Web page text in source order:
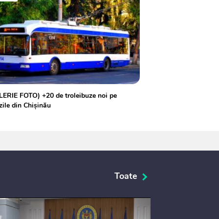
FOTO) +20 de troleibuze noi pe
din Chișinău
Toate